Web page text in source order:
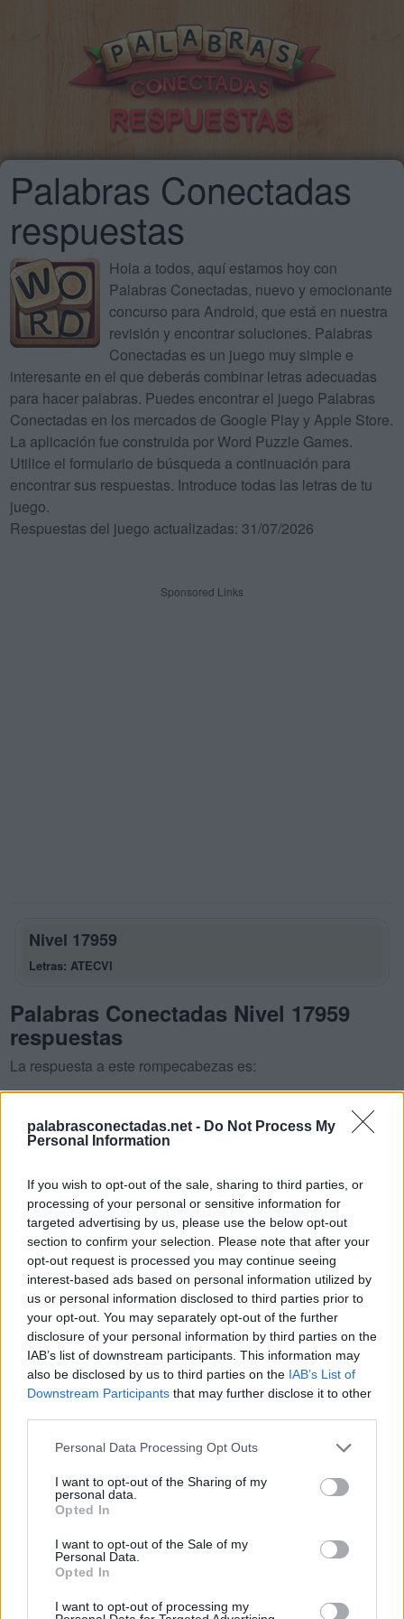
palabrasconectadas.net - Do Not Process My
Personal Information
If you wish to opt-out of the sale, sharing to third parties, or
processing of your personal or sensitive information for
targeted advertising by us, please use the below opt-out
section to confirm your selection. Please note that after your
opt-out request is processed you may continue seeing
interest-based ads based on personal information utilized by
us or personal information disclosed to third parties prior to
your opt-out. You may separately opt-out of the further
disclosure of your personal information by third parties on the
IAB’s list of downstream participants. This information may
also be disclosed by us to third parties on the IAB’s List of
Downstream Participants that may further disclose it to other
Personal Data Processing Opt Outs
I want to opt-out of the Sharing of my
personal data.
Opted In
I want to opt-out of the Sale of my
Personal Data.
Opted In
I want to opt-out of processing my
Palabras Conectadas
respuestas
Hola a todos, aquí estamos hoy con
Palabras Conectadas, nuevo y emocionante
concurso para Android, que está en nuestra
revisión y encontrar soluciones. Palabras
Conectadas es un juego muy simple e
interesante en el que deberás combinar letras adecuadas
para hacer palabras. Puedes encontrar el juego Palabras
Conectadas en los mercados de Google Play y Apple Store.
La aplicación fue construida por Word Puzzle Games.
Utilice el formulario de búsqueda a continuación para
encontrar sus respuestas. Introduce todas las letras de tu
juego.
Respuestas del juego actualizadas: 31/07/2026
Sponsored Links
Nivel 17959
Letras: ATECVI
Palabras Conectadas Nivel 17959
respuestas
La respuesta a este rompecabezas es:
C
A
E
V
E
A
C
T
A
E
V I T
A
A
C T I V
E
Palabras extra:
A
V
E
V
E T
A
C
A T
E
E C
A
BUSCAR MÁS